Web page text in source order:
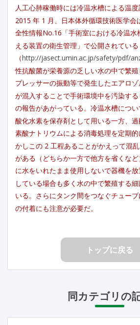
人工心肺稼働時には冷温水槽による温度
2015 年 1 月、日本体外循環技術医学会
全性情報No.16「手術室における冷温水
える装置の衛生管理」で公開されている
（http://jasect.umin.ac.jp/safety/pdf/
性抗酸菌が栄養源の乏しい水の中で繁
プレッサーの振動等で発生したエアロ
が混入することで手術環境中を汚染す
の報告があがっている。冷温水槽につ
酸化水素を保存剤として用いる一方、
素酸ナトリウムによる消毒処理を定期
かしこの 2 工程あることがかえって混
がある（どちらか一方で他方を省くな
に水をいれたまま使用しないで器機を
している場合も多く水の中で繁殖する
いる。さらにタンク間をつなぐチュー
の付着にも注意が必要だ。
トップに戻る
同カテゴリの